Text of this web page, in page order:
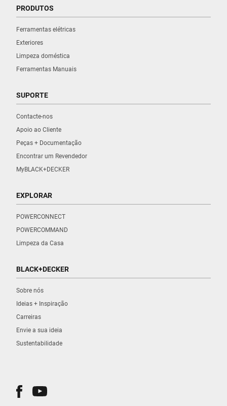
PRODUTOS
Ferramentas elétricas
Exteriores
Limpeza doméstica
Ferramentas Manuais
SUPORTE
Contacte-nos
Apoio ao Cliente
Peças + Documentação
Encontrar um Revendedor
MyBLACK+DECKER
EXPLORAR
POWERCONNECT
POWERCOMMAND
Limpeza da Casa
BLACK+DECKER
Sobre nós
Ideias + Inspiração
Carreiras
Envie a sua ideia
Sustentabilidade